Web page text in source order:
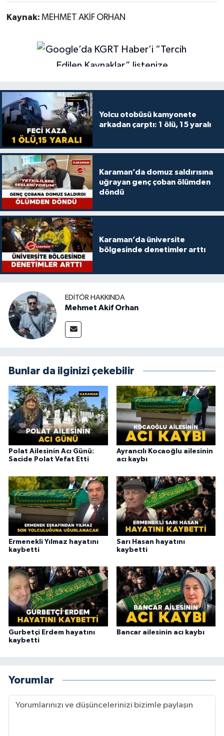
Kaynak: MEHMET AKİF ORHAN
Yolcu otobüsü kamyonete
arkadan çarptı: 1 ölü, 15 yaralı
Karaman’da domuz saldırısına
uğrayan genç çoban ölümden
döndü
Karaman’da üniversite
bölgesinde denetimler arttı
EDITÖR HAKKINDA
Mehmet Akif Orhan
Bunlar da ilginizi çekebilir
Polat Ailesinin Acı Günü:
Sacide Polat Vefat Etti
Ayrancılı Kocaoğlu ailesinin
acı kaybı
Ermenekli Yılmaz hayatını
kaybetti
Sarı Hasan hayatını
kaybetti
Gurbetçi Erdem hayatını
kaybetti
Bancar ailesinin acı kaybı
Yorumlar